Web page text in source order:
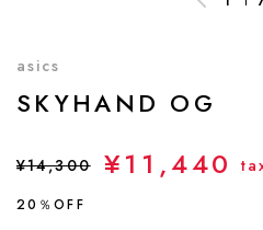
asics
SKYHAND OG
¥14,300 ¥11,440
20％OFF